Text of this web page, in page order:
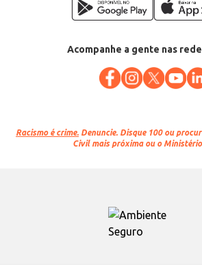
Acompanhe a gente nas
Racismo é crime. Denuncie. Disque 100 ou
Civil mais próxima ou o